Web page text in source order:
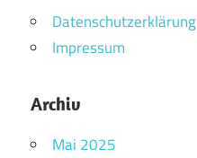
Datenschutzerklärung
Impressum
Archiv
Mai 2025